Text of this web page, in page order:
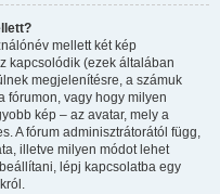
mellett két kép
kapcsolódik (ezek általában
megjelenítésre, a számuk
fórumon, vagy hogy milyen
kép – az avatar, mely a
A fórum adminisztrátorától függ,
illetve milyen módot lehet
lépj kapcsolatba egy